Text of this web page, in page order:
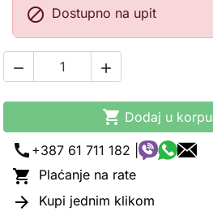
 Dostupno na upit
 
 Dodaj u korpu
call +387 61 711 182 |
 Plaćanje na rate
 Kupi jednim klikom